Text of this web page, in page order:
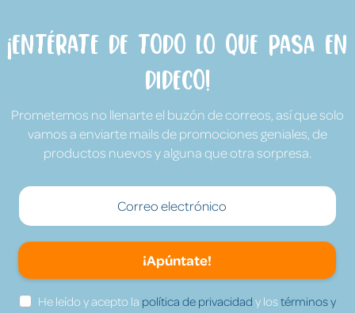
¡Entérate de todo lo que pasa en
Dideco!
Prometemos no llenarte el buzón de correos, así que solo
vamos a enviarte mails de promociones geniales, de
productos nuevos y alguna que otra sorpresa.
¡Apúntate!
He leído y acepto la política de privacidad y lostérminos y